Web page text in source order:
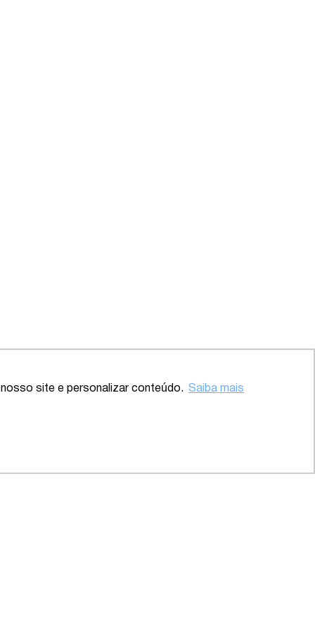
site e personalizar conteúdo. Saiba mais